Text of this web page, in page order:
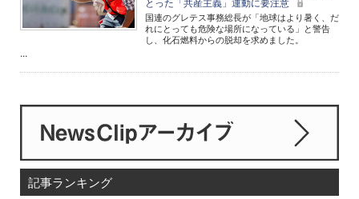
国連のグレテス事務総長が「地球はより暑く、だ
れにとっても危険な場所になっている」と警告
し、化石燃料からの脱却を求めました。
...
記事ランキング